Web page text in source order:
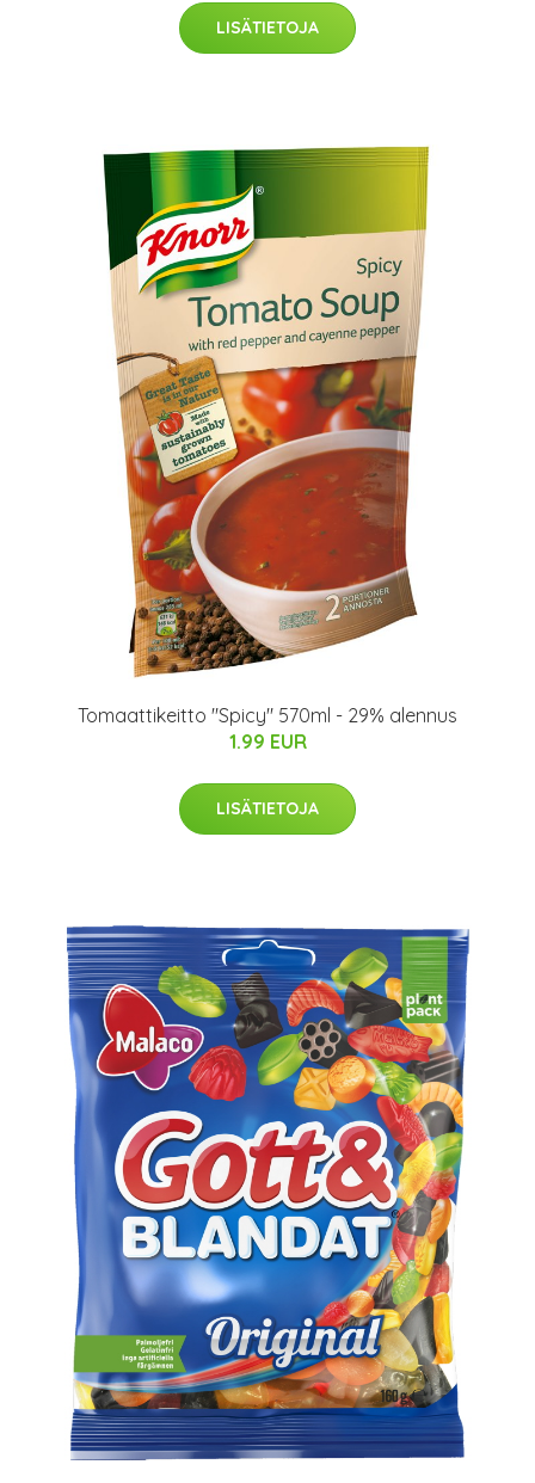
LISÄTIETOJA
Tomaattikeitto "Spicy" 570ml - 29% alennus
1.99 EUR
LISÄTIETOJA